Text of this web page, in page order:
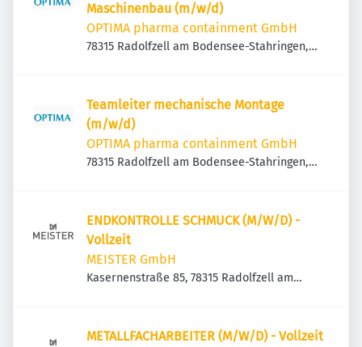
Maschinenbau (m/w/d)
OPTIMA pharma containment GmbH
78315 Radolfzell am Bodensee-Stahringen,
Teamleiter mechanische Montage
(m/w/d)
OPTIMA pharma containment GmbH
78315 Radolfzell am Bodensee-Stahringen,
ENDKONTROLLE SCHMUCK (M/W/D) -
Vollzeit
MEISTER GmbH
Kasernenstraße 85, 78315 Radolfzell am
METALLFACHARBEITER (M/W/D) - Vollzeit